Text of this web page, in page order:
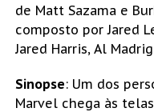
de Matt Sazama e
composto por Jared
Jared Harris, Al
Sinopse: Um dos
Marvel chega às